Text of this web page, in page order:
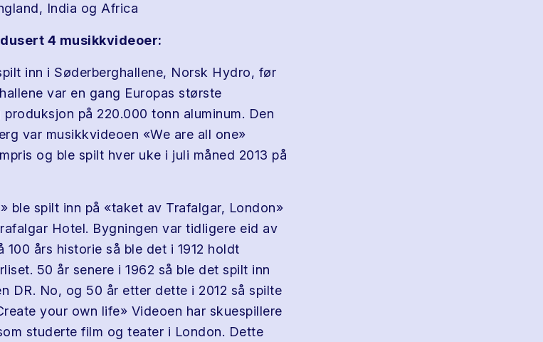
India og Africa
4 musikkvideoer:
inn i Søderberghallene, Norsk Hydro, før
var en gang Europas største
på 220.000 tonn aluminum. Den
var musikkvideoen «We are all one»
og ble spilt hver uke i juli måned 2013 på
ble spilt inn på «taket av Trafalgar, London»
Hotel. Bygningen var tidligere eid av
100 års historie så ble det i 1912 holdt
50 år senere i 1962 så ble det spilt inn
DR. No, og 50 år etter dette i 2012 så spilte
your own life» Videoen har skuespillere
studerte film og teater i London. Dette